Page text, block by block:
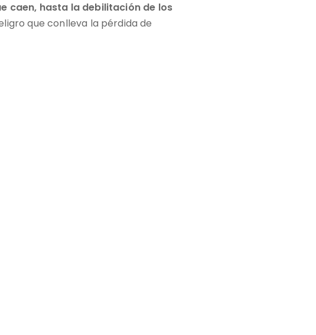
caen, hasta la debilitación de los
que conlleva la pérdida de